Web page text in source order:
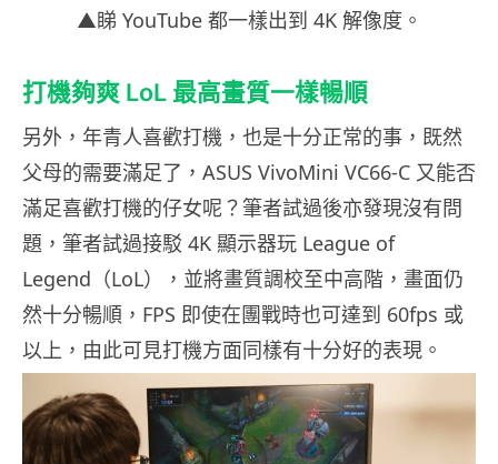
▲睇 YouTube 都一樣出到 4K 解像度。
打機夠爽 LoL 最高畫質一樣暢順
另外，年青人喜歡打機，也是十分正常的事，既然
父母的需要滿足了，ASUS VivoMini VC66-C 又能否
滿足喜歡打機的仔女呢？筆者試過後亦發現沒有問
題，筆者試過接駁 4K 顯示器玩 League of
Legend（LoL），並將畫質調校至中高階，畫面仍
然十分暢順，FPS 即使在團戰時也可達到 60fps 或
以上，由此可見打機方面同樣有十分好的表現。